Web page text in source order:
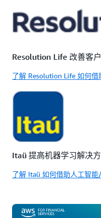
Resolution Life 改善客
了解 Resolution Life 如何
Itaü 提高机器学习解决
了解 Itaü 如何借助人工智